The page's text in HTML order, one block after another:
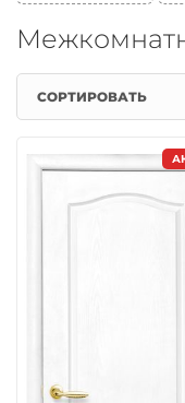
СОРТИРОВАТЬ